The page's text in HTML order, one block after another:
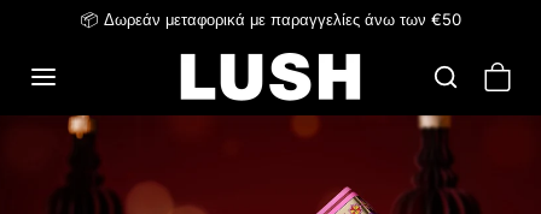
Μετάβαση στο περιεχόμενο
📦 Δωρεάν μεταφορικά με παραγγελίες άνω των €50